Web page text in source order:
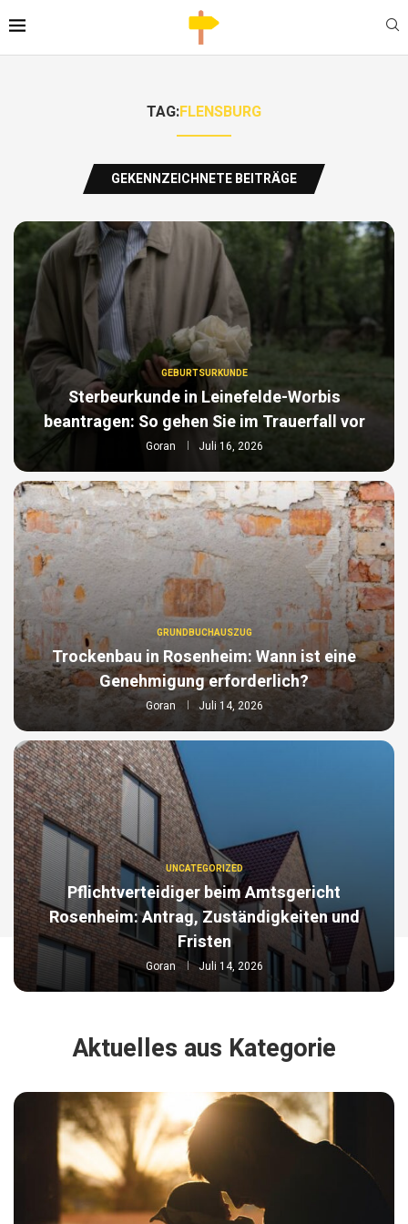
TAG:FLENSBURG
GEKENNZEICHNETE BEITRÄGE
GEBURTSURKUNDE
Sterbeurkunde in Leinefelde-Worbis
beantragen: So gehen Sie im Trauerfall vor
Goran Juli 16, 2026
GRUNDBUCHAUSZUG
Trockenbau in Rosenheim: Wann ist eine
Genehmigung erforderlich?
Goran Juli 14, 2026
UNCATEGORIZED
Pflichtverteidiger beim Amtsgericht
Rosenheim: Antrag, Zuständigkeiten und
Fristen
Goran Juli 14, 2026
Aktuelles aus Kategorie